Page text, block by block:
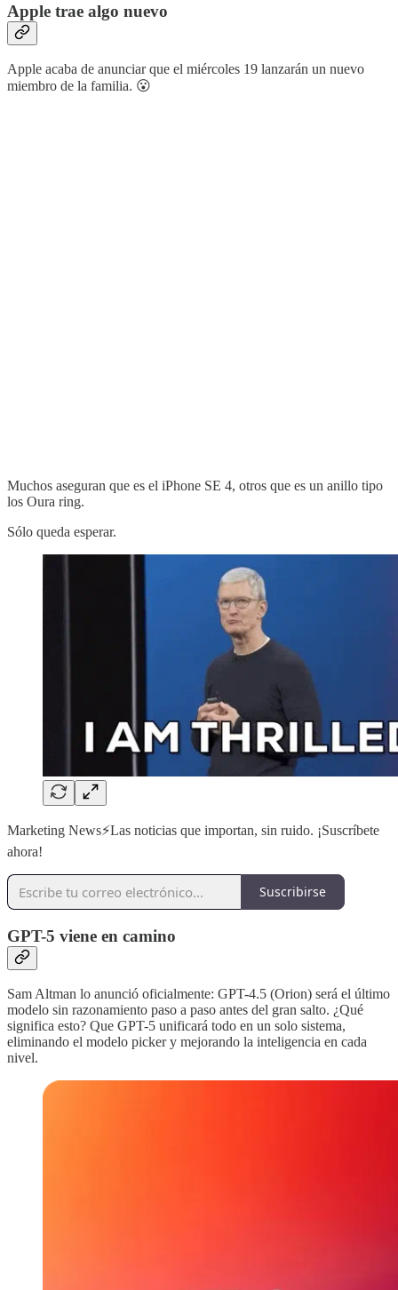
Apple trae algo nuevo
Apple acaba de anunciar que el miércoles 19 lanzarán un nuevo
miembro de la familia. 😮
Muchos aseguran que es el iPhone SE 4, otros que es un anillo tipo
los Oura ring.
Sólo queda esperar.
Marketing News⚡️Las noticias que importan, sin ruido. ¡Suscríbete
ahora!
Suscribirse
GPT-5 viene en camino
Sam Altman lo anunció oficialmente: GPT-4.5 (Orion) será el último
modelo sin razonamiento paso a paso antes del gran salto. ¿Qué
significa esto? Que GPT-5 unificará todo en un solo sistema,
eliminando el modelo picker y mejorando la inteligencia en cada
nivel.